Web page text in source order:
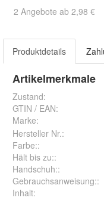
2 Angebote ab 2,98 €
Produktdetails
Artikelmerkmale
Zustand:
GTIN / EAN:
Marke:
Hersteller Nr.:
Farbe::
Hält bis zu::
Handschuh::
Gebrauchsanweisung::
Inhalt: